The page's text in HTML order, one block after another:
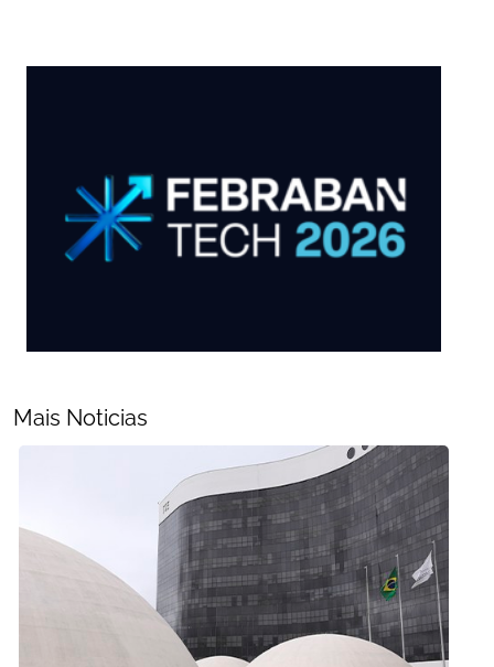
Mais Noticias